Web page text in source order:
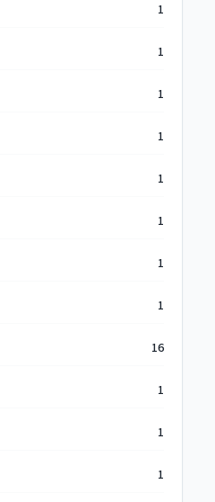
1
1
1
1
1
1
1
1
16
1
1
1